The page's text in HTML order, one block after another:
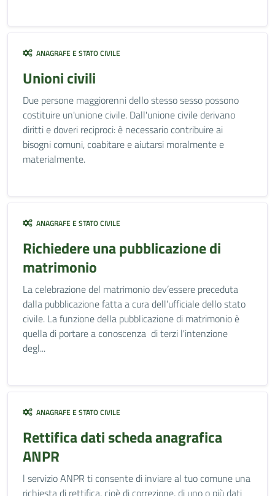
ANAGRAFE E STATO CIVILE
Unioni civili
Due persone maggiorenni dello stesso sesso possono
costituire un'unione civile. Dall'unione civile derivano
diritti e doveri reciproci: è necessario contribuire ai
bisogni comuni, coabitare e aiutarsi moralmente e
materialmente.
ANAGRAFE E STATO CIVILE
Richiedere una pubblicazione di
matrimonio
La celebrazione del matrimonio dev’essere preceduta
dalla pubblicazione fatta a cura dell’ufficiale dello stato
civile. La funzione della pubblicazione di matrimonio è
quella di portare a conoscenza di terzi l'intenzione
degl...
ANAGRAFE E STATO CIVILE
Rettifica dati scheda anagrafica
ANPR
l servizio ANPR ti consente di inviare al tuo comune una
richiesta di rettifica, cioè di correzione, di uno o più dati